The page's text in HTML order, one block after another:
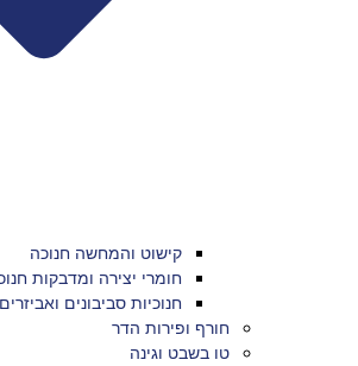
קישוט והמחשה חנוכה
חומרי יצירה ומדבקות חנוכה
חנוכיות סביבונים ואביזרים
חורף ופירות הדר
טו בשבט וגינה